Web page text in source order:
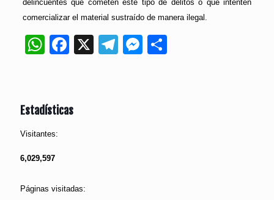
delincuentes que cometen este tipo de delitos o que intenten
comercializar el material sustraído de manera ilegal.
WhatsApp
Facebook
X Telegram
Messenger
Compartir
Estadísticas
Visitantes:
6,029,597
Páginas visitadas: